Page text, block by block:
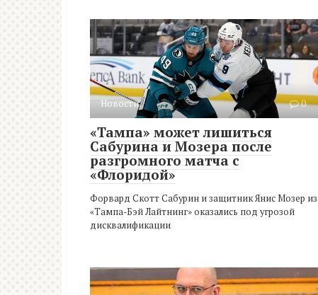
Новости 0
«Тампа» может лишиться
Сабурина и Мозера после
разгромного матча с
«Флоридой»
Форвард Скотт Сабурин и защитник Янис Мозер из
«Тампа-Бэй Лайтнинг» оказались под угрозой
дисквалификации